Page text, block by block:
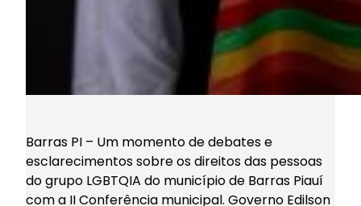
Barras PI – Um momento de debates e
esclarecimentos sobre os direitos das pessoas
do grupo LGBTQIA do município de Barras Piauí
com a II Conferência municipal. Governo Edilson